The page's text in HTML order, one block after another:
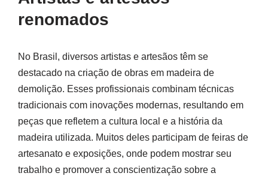
renomados
No Brasil, diversos artistas e artesãos têm se
destacado na criação de obras em madeira de
demolição. Esses profissionais combinam técnicas
tradicionais com inovações modernas, resultando em
peças que refletem a cultura local e a história da
madeira utilizada. Muitos deles participam de feiras de
artesanato e exposições, onde podem mostrar seu
trabalho e promover a conscientização sobre a